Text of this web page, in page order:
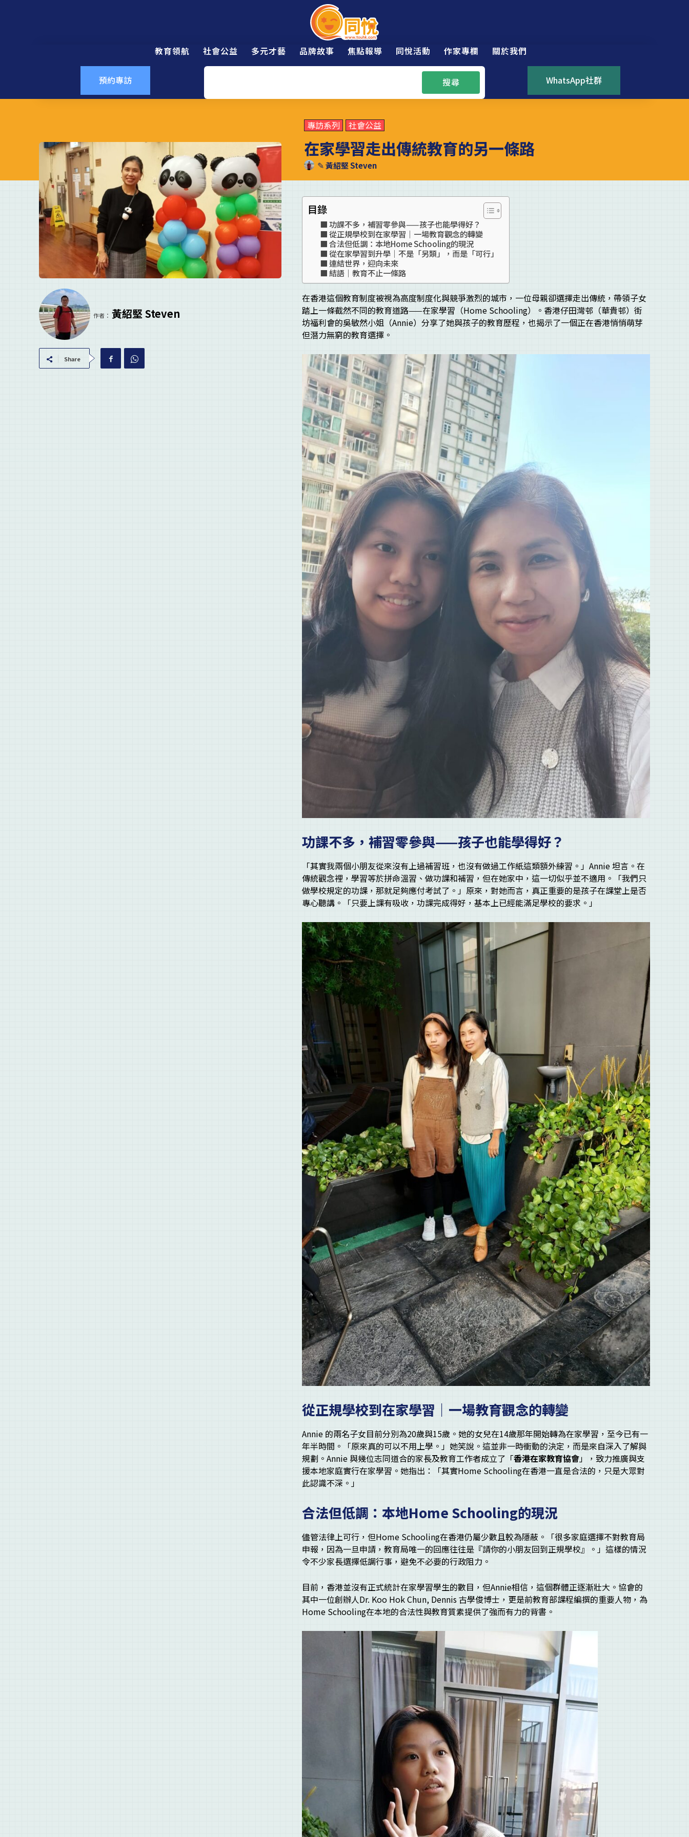
教育領航 社會公益 多元才藝 品牌故事 焦點報導 同悅活動 作家專欄 關於我們
預約專訪 搜尋 WhatsApp社群
專訪系列 社會公益
在家學習走出傳統教育的另一條路
✎黃紹堅 Steven
作者： 黃紹堅 Steven
Share
目錄
功課不多，補習零參與——孩子也能學得好？
從正規學校到在家學習｜一場教育觀念的轉變
合法但低調：本地Home Schooling的現況
從在家學習到升學｜不是「另類」，而是「可行」
連結世界，迎向未來
結語｜教育不止一條路
在香港這個教育制度被視為高度制度化與競爭激烈的城市，一位母親卻選擇走出傳統，帶領子女
踏上一條截然不同的教育道路——在家學習（Home Schooling）。香港仔田灣邨（華貴邨）街
坊福利會的吳敏然小姐（Annie）分享了她與孩子的教育歷程，也揭示了一個正在香港悄悄萌芽
但潛力無窮的教育選擇。
功課不多，補習零參與——孩子也能學得好？
「其實我兩個小朋友從來沒有上過補習班，也沒有做過工作紙這類額外練習。」Annie 坦言。在
傳統觀念裡，學習等於拼命溫習、做功課和補習，但在她家中，這一切似乎並不適用。「我們只
做學校規定的功課，那就足夠應付考試了。」原來，對她而言，真正重要的是孩子在課堂上是否
專心聽講。「只要上課有吸收，功課完成得好，基本上已經能滿足學校的要求。」
從正規學校到在家學習｜一場教育觀念的轉變
Annie 的兩名子女目前分別為20歲與15歲。她的女兒在14歲那年開始轉為在家學習，至今已有一
年半時間。「原來真的可以不用上學。」她笑說。這並非一時衝動的決定，而是來自深入了解與
規劃。Annie 與幾位志同道合的家長及教育工作者成立了「香港在家教育協會」，致力推廣與支
援本地家庭實行在家學習。她指出：「其實Home Schooling在香港一直是合法的，只是大眾對
此認識不深。」
合法但低調：本地Home Schooling的現況
儘管法律上可行，但Home Schooling在香港仍屬少數且較為隱蔽。「很多家庭選擇不對教育局
申報，因為一旦申請，教育局唯一的回應往往是『請你的小朋友回到正規學校』。」這樣的情況
令不少家長選擇低調行事，避免不必要的行政阻力。
目前，香港並沒有正式統計在家學習學生的數目，但Annie相信，這個群體正逐漸壯大。協會的
其中一位創辦人Dr. Koo Hok Chun, Dennis 古學俊博士，更是前教育部課程編撰的重要人物，為
Home Schooling在本地的合法性與教育質素提供了強而有力的背書。